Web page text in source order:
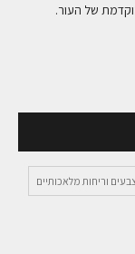
של העור.
וריחות מלאכותיים